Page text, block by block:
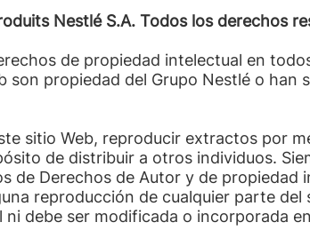
Nestlé S.A. Todos los derechos
de propiedad intelectual en
son propiedad del Grupo Nestlé o han
sitio Web, reproducir extractos por
de distribuir a otros individuos.
de Derechos de Autor y de propiedad
reproducción de cualquier parte del
debe ser modificada o incorporada